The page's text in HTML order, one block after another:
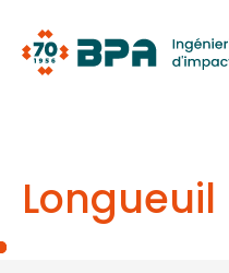
contenu
Longueuil